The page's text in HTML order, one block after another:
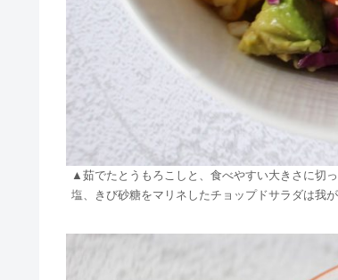
▲茹でたとうもろこしと、食べやすい大きさに切
塩、きび砂糖をマリネしたチョップドサラダは我が